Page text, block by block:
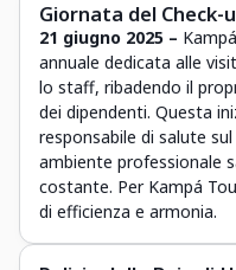
Giornata del Check-
21 giugno 2025 –
annuale dedicata alle
lo staff, ribadendo il
dei dipendenti. Questa
responsabile di salute
ambiente professionale
costante. Per Kampá
di efficienza e armonia.